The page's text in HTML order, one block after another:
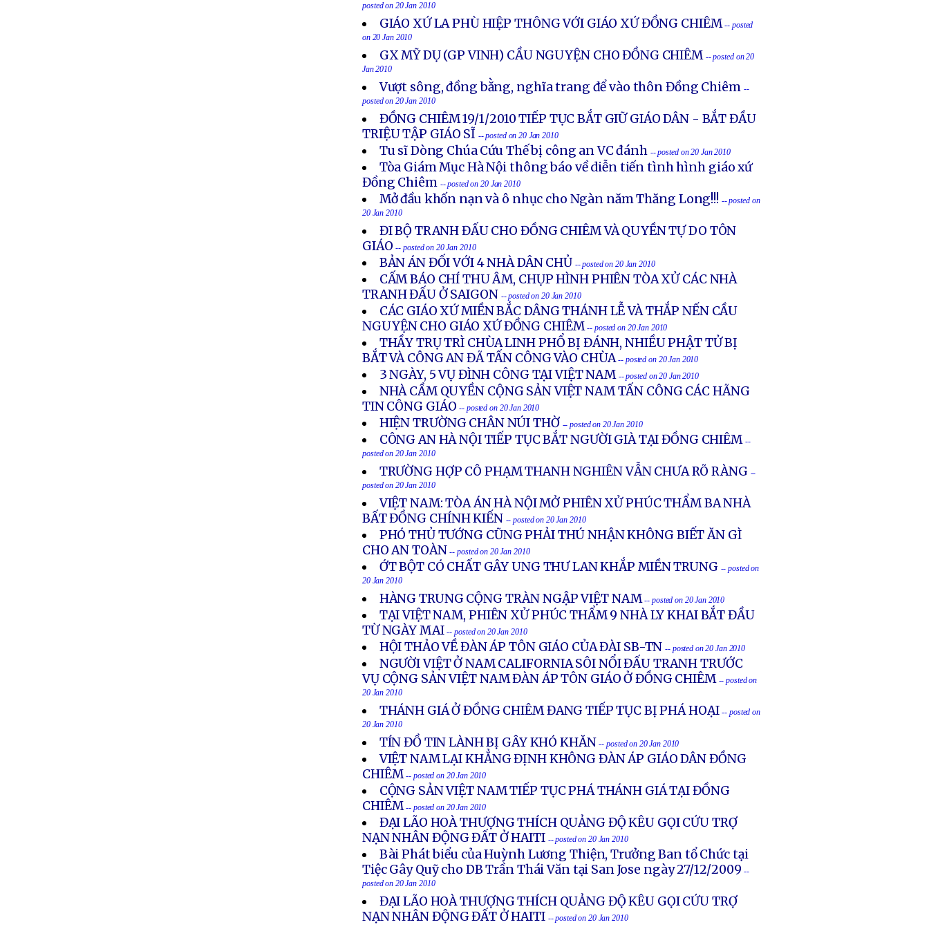
posted on 20 Jan 2010
GIÁO XỨ LA PHÙ HIỆP THÔNG VỚI GIÁO XỨ ĐỒNG CHIÊM -- posted
on 20 Jan 2010
GX MỸ DỤ (GP VINH) CẦU NGUYỆN CHO ĐỒNG CHIÊM -- posted on 20
Jan 2010
Vượt sông, đồng bằng, nghĩa trang để vào thôn Đồng Chiêm --
posted on 20 Jan 2010
ĐỒNG CHIÊM 19/1/2010 TIẾP TỤC BẮT GIỮ GIÁO DÂN - BẮT ĐẦU
TRIỆU TẬP GIÁO SĨ -- posted on 20 Jan 2010
Tu sĩ Dòng Chúa Cứu Thế bị công an VC đánh -- posted on 20 Jan 2010
Tòa Giám Mục Hà Nội thông báo về diễn tiến tình hình giáo xứ
Đồng Chiêm -- posted on 20 Jan 2010
Mở đầu khốn nạn và ô nhục cho Ngàn năm Thăng Long!!! -- posted on
20 Jan 2010
ĐI BỘ TRANH ĐẤU CHO ĐỒNG CHIÊM VÀ QUYỀN TỰ DO TÔN
GIÁO -- posted on 20 Jan 2010
BẢN ÁN ĐỐI VỚI 4 NHÀ DÂN CHỦ -- posted on 20 Jan 2010
CẤM BÁO CHÍ THU ÂM, CHỤP HÌNH PHIÊN TÒA XỬ CÁC NHÀ
TRANH ĐẤU Ở SAIGON -- posted on 20 Jan 2010
CÁC GIÁO XỨ MIỀN BẮC DÂNG THÁNH LỄ VÀ THẮP NẾN CẦU
NGUYỆN CHO GIÁO XỨ ĐỒNG CHIÊM -- posted on 20 Jan 2010
THẦY TRỤ TRÌ CHÙA LINH PHỔ BỊ ĐÁNH, NHIỀU PHẬT TỬ BỊ
BẮT VÀ CÔNG AN ĐÃ TẤN CÔNG VÀO CHÙA -- posted on 20 Jan 2010
3 NGÀY, 5 VỤ ĐÌNH CÔNG TẠI VIỆT NAM -- posted on 20 Jan 2010
NHÀ CẦM QUYỀN CỘNG SẢN VIỆT NAM TẤN CÔNG CÁC HÃNG
TIN CÔNG GIÁO -- posted on 20 Jan 2010
HIỆN TRƯỜNG CHÂN NÚI THỜ -- posted on 20 Jan 2010
CÔNG AN HÀ NỘI TIẾP TỤC BẮT NGƯỜI GIÀ TẠI ĐỒNG CHIÊM --
posted on 20 Jan 2010
TRƯỜNG HỢP CÔ PHẠM THANH NGHIÊN VẪN CHƯA RÕ RÀNG --
posted on 20 Jan 2010
VIỆT NAM: TÒA ÁN HÀ NỘI MỞ PHIÊN XỬ PHÚC THẨM BA NHÀ
BẤT ĐỒNG CHÍNH KIẾN -- posted on 20 Jan 2010
PHÓ THỦ TƯỚNG CŨNG PHẢI THÚ NHẬN KHÔNG BIẾT ĂN GÌ
CHO AN TOÀN -- posted on 20 Jan 2010
ỚT BỘT CÓ CHẤT GÂY UNG THƯ LAN KHẮP MIỀN TRUNG -- posted on
20 Jan 2010
HÀNG TRUNG CỘNG TRÀN NGẬP VIỆT NAM -- posted on 20 Jan 2010
TẠI VIỆT NAM, PHIÊN XỬ PHÚC THẨM 9 NHÀ LY KHAI BẮT ĐẦU
TỪ NGÀY MAI -- posted on 20 Jan 2010
HỘI THẢO VỀ ĐÀN ÁP TÔN GIÁO CỦA ĐÀI SB-TN -- posted on 20 Jan 2010
NGƯỜI VIỆT Ở NAM CALIFORNIA SÔI NỔI ĐẤU TRANH TRƯỚC
VỤ CỘNG SẢN VIỆT NAM ĐÀN ÁP TÔN GIÁO Ở ĐỒNG CHIÊM -- posted on
20 Jan 2010
THÁNH GIÁ Ở ĐỒNG CHIÊM ĐANG TIẾP TỤC BỊ PHÁ HOẠI -- posted on
20 Jan 2010
TÍN ĐỒ TIN LÀNH BỊ GÂY KHÓ KHĂN -- posted on 20 Jan 2010
VIỆT NAM LẠI KHẲNG ĐỊNH KHÔNG ĐÀN ÁP GIÁO DÂN ĐỒNG
CHIÊM -- posted on 20 Jan 2010
CỘNG SẢN VIỆT NAM TIẾP TỤC PHÁ THÁNH GIÁ TẠI ĐỒNG
CHIÊM -- posted on 20 Jan 2010
ĐẠI LÃO HOÀ THƯỢNG THÍCH QUẢNG ĐỘ KÊU GỌI CỨU TRỢ
NẠN NHÂN ĐỘNG ĐẤT Ở HAITI -- posted on 20 Jan 2010
Bài Phát biểu của Huỳnh Lương Thiện, Trưởng Ban tổ Chức tại
Tiệc Gây Quỹ cho DB Trần Thái Văn tại San Jose ngày 27/12/2009 --
posted on 20 Jan 2010
ĐẠI LÃO HOÀ THƯỢNG THÍCH QUẢNG ĐỘ KÊU GỌI CỨU TRỢ
NẠN NHÂN ĐỘNG ĐẤT Ở HAITI -- posted on 20 Jan 2010